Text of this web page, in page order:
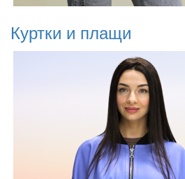
Куртки и плащи